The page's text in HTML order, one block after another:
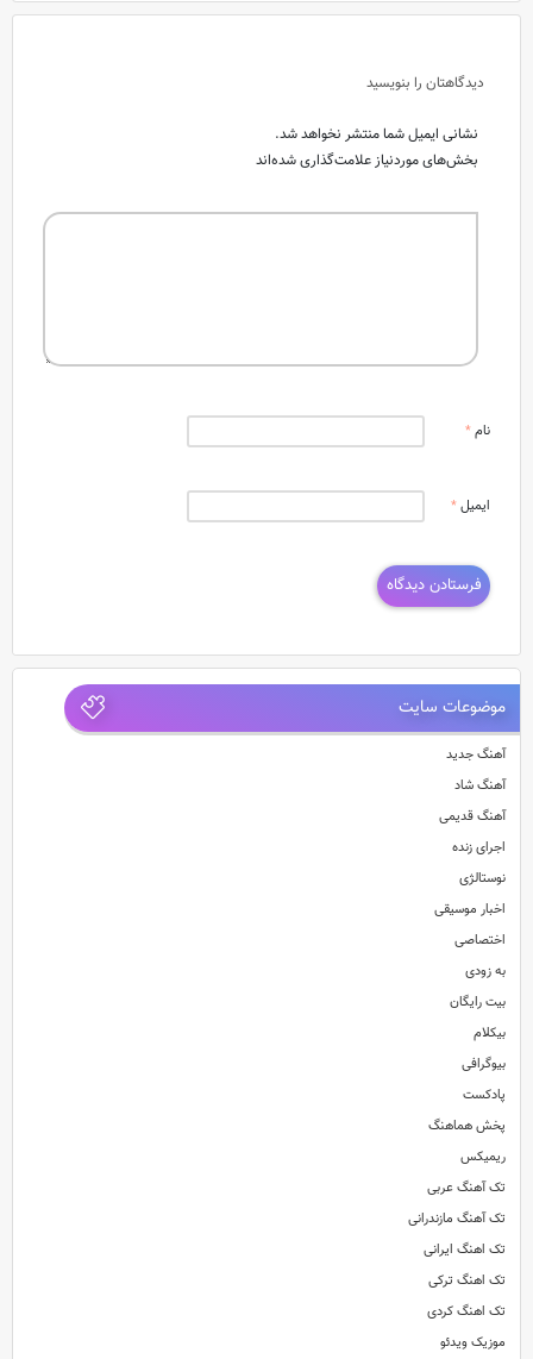
دیدگاهتان را بنویسید
نشانی ایمیل شما منتشر نخواهد شد.
بخش‌های موردنیاز علامت‌گذاری شده‌اند
نام*
ایمیل*
موضوعات سایت
آهنگ جدید
آهنگ شاد
آهنگ قدیمی
اجرای زنده
نوستالژی
اخبار موسیقی
اختصاصی
به زودی
بیت رایگان
بیکلام
بیوگرافی
پادکست
پخش هماهنگ
ریمیکس
تک آهنگ عربی
تک آهنگ مازندرانی
تک اهنگ ایرانی
تک اهنگ ترکی
تک اهنگ کردی
موزیک ویدئو